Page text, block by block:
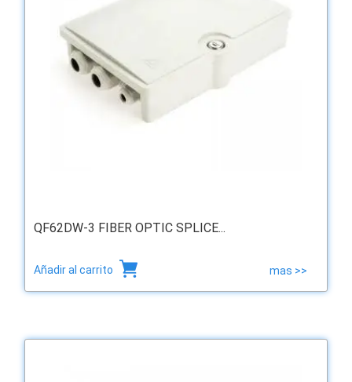
QF62DW-3 FIBER OPTIC SPLICE...
Añadir al carrito mas >>